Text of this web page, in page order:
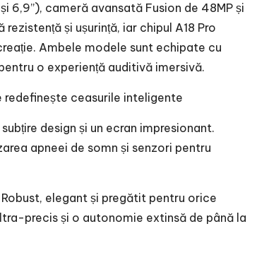
6,9”), cameră avansată Fusion de 48MP și
și ușurință, iar chipul A18 Pro
Ambele modele sunt echipate cu
o experiență auditivă imersivă.
redefinește ceasurile inteligente
design și un ecran impresionant.
apneei de somn și senzori pentru
elegant și pregătit pentru orice
precis și o autonomie extinsă de până la